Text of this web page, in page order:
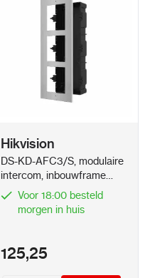
Hikvision
DS-KD-AFC3/S, modulaire
intercom, inbouwframe
drievoudig RVS
Voor 18:00 besteld
morgen in huis
125,25